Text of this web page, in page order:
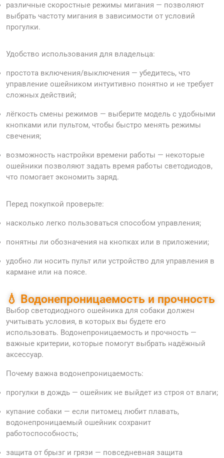
различные скоростные режимы мигания — позволяют
выбрать частоту мигания в зависимости от условий
прогулки.
Удобство использования для владельца:
простота включения/выключения — убедитесь, что
управление ошейником интуитивно понятно и не требует
сложных действий;
лёгкость смены режимов — выберите модель с удобными
кнопками или пультом, чтобы быстро менять режимы
свечения;
возможность настройки времени работы — некоторые
ошейники позволяют задать время работы светодиодов,
что помогает экономить заряд.
Перед покупкой проверьте:
насколько легко пользоваться способом управления;
понятны ли обозначения на кнопках или в приложении;
удобно ли носить пульт или устройство для управления в
кармане или на поясе.
💧 Водонепроницаемость и прочность
Выбор светодиодного ошейника для собаки должен
учитывать условия, в которых вы будете его
использовать. Водонепроницаемость и прочность —
важные критерии, которые помогут выбрать надёжный
аксессуар.
Почему важна водонепроницаемость:
прогулки в дождь — ошейник не выйдет из строя от влаги;
купание собаки — если питомец любит плавать,
водонепроницаемый ошейник сохранит
работоспособность;
защита от брызг и грязи — повседневная защита